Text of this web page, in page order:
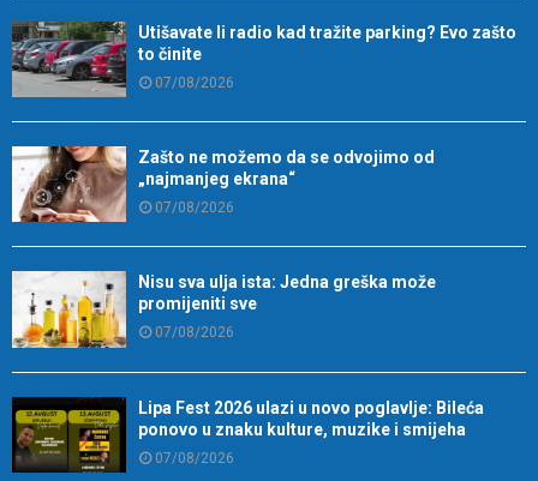
Utišavate li radio kad tražite parking? Evo zašto
to činite
07/08/2026
Zašto ne možemo da se odvojimo od
„najmanjeg ekrana“
07/08/2026
Nisu sva ulja ista: Jedna greška može
promijeniti sve
07/08/2026
Lipa Fest 2026 ulazi u novo poglavlje: Bileća
ponovo u znaku kulture, muzike i smijeha
07/08/2026